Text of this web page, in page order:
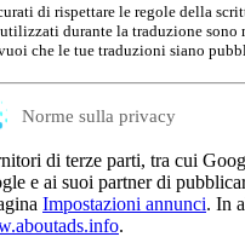
di rispettare le regole della
durante la traduzione sono
che le tue traduzioni siano
Norme sulla privacy
di terze parti, tra cui
e ai suoi partner di
Impostazioni annunci. In
.